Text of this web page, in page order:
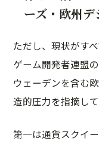
ーズ・欧州
ただし、現状がす
ゲーム開発者連盟
ウェーデンを含む
造的圧力を指摘して
第一は通貨スクイ